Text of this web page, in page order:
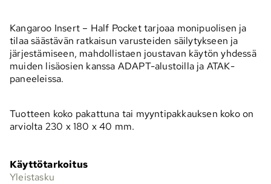
Kangaroo Insert – Half Pocket tarjoaa monipuolisen ja
tilaa säästävän ratkaisun varusteiden säilytykseen ja
järjestämiseen, mahdollistaen joustavan käytön yhdessä
muiden lisäosien kanssa ADAPT-alustoilla ja ATAK-
paneeleissa.
Tuotteen koko pakattuna tai myyntipakkauksen koko on
arviolta 230 x 180 x 40 mm.
Käyttötarkoitus
Yleistasku